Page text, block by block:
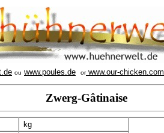
ou www.poules.de orwww.our-chicken.com
Zwerg-Gâtinaise
kg